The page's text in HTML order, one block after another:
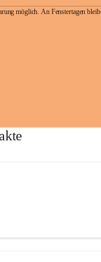
möglich. An Fenstertagen